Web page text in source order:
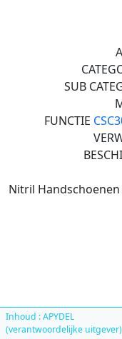
SUB
FUNCTIE
Nitril Handschoenen
Inhoud : APYDEL
(verantwoordelijke uitgever)